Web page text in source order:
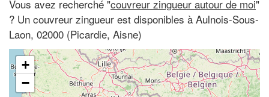
Vous avez recherché "couvreur zingueur autour de moi"
? Un couvreur zingueur est disponibles à Aulnois-Sous-
Laon, 02000 (Picardie, Aisne)
+
−